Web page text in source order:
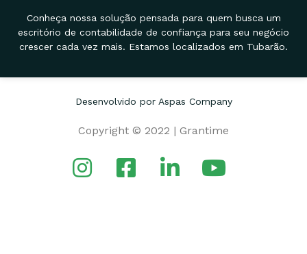
Conheça nossa solução pensada para quem busca um
escritório de contabilidade de confiança para seu negócio
crescer cada vez mais. Estamos localizados em Tubarão.
Desenvolvido por Aspas Company
Copyright © 2022 | Grantime